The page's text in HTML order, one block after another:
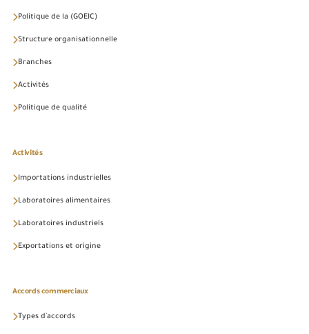
Politique de la (GOEIC)
Structure organisationnelle
Branches
Activités
Politique de qualité
Activités
Importations industrielles
Laboratoires alimentaires
Laboratoires industriels
Exportations et origine
Accords commerciaux
Types d'accords